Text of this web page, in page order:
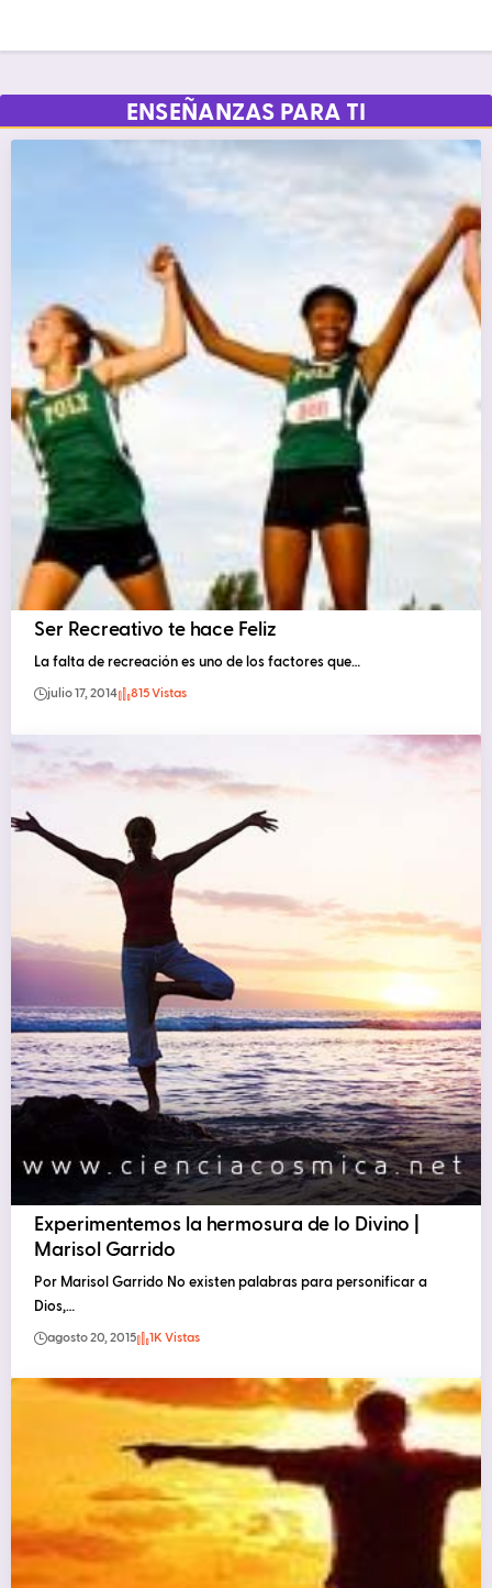
ENSEÑANZAS PARA TI
Ser Recreativo te hace Feliz
La falta de recreación es uno de los factores que…
julio 17, 2014 815 Vistas
Experimentemos la hermosura de lo Divino |
Marisol Garrido
Por Marisol Garrido No existen palabras para personificar a
Dios,…
agosto 20, 2015 1K Vistas